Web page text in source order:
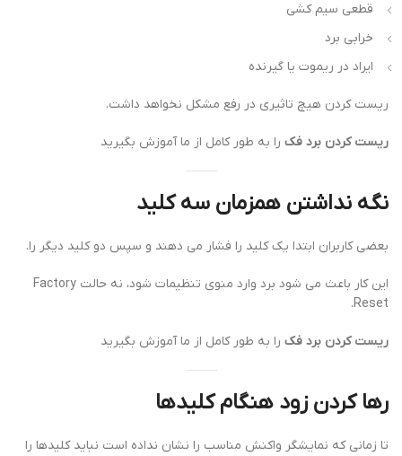
قطعی سیم کشی
خرابی برد
ایراد در ریموت یا گیرنده
ریست کردن هیچ تاثیری در رفع مشکل نخواهد داشت.
ریست کردن برد فک را به طور کامل از ما آموزش بگیرید
نگه نداشتن همزمان سه کلید
بعضی کاربران ابتدا یک کلید را فشار می دهند و سپس دو کلید دیگر را.
این کار باعث می شود برد وارد منوی تنظیمات شود، نه حالت Factory
Reset.
ریست کردن برد فک را به طور کامل از ما آموزش بگیرید
رها کردن زود هنگام کلیدها
تا زمانی که نمایشگر واکنش مناسب را نشان نداده است نباید کلیدها را